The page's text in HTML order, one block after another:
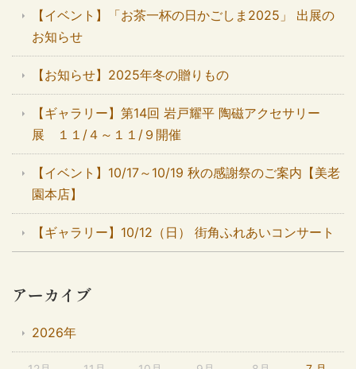
【イベント】「お茶一杯の日かごしま2025」 出展の
お知らせ
【お知らせ】2025年冬の贈りもの
【ギャラリー】第14回 岩戸耀平 陶磁アクセサリー
展 １１/４～１１/９開催
【イベント】10/17～10/19 秋の感謝祭のご案内【美老
園本店】
【ギャラリー】10/12（日） 街角ふれあいコンサート
アーカイブ
2026年